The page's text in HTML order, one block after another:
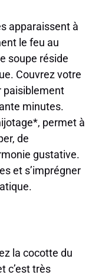
apparaissent à
le feu au
soupe réside
Couvrez votre
paisiblement
minutes.
permet à
de
gustative.
et s’imprégner
la cocotte du
c’est très